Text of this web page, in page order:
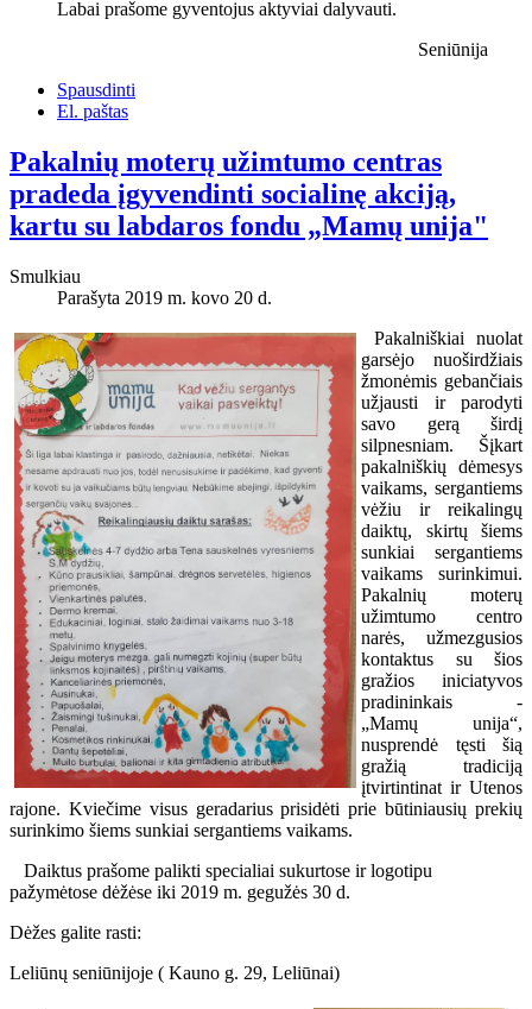
Labai prašome gyventojus aktyviai dalyvauti.
Seniūnija
Spausdinti
El. paštas
Pakalnių moterų užimtumo centras
pradeda įgyvendinti socialinę akciją,
kartu su labdaros fondu „Mamų unija"
Smulkiau
Parašyta 2019 m. kovo 20 d.
Pakalniškiai nuolat
garsėjo nuoširdžiais
žmonėmis gebančiais
užjausti ir parodyti
savo gerą širdį
silpnesniam. Šįkart
pakalniškių dėmesys
vaikams, sergantiems
vėžiu ir reikalingų
daiktų, skirtų šiems
sunkiai sergantiems
vaikams surinkimui.
Pakalnių moterų
užimtumo centro
narės, užmezgusios
kontaktus su šios
gražios iniciatyvos
pradininkais -
„Mamų unija“,
nusprendė tęsti šią
gražią tradiciją
įtvirtintinat ir Utenos
rajone. Kviečime visus geradarius prisidėti prie būtiniausių prekių
surinkimo šiems sunkiai sergantiems vaikams.
Daiktus prašome palikti specialiai sukurtose ir logotipu
pažymėtose dėžėse iki 2019 m. gegužės 30 d.
Dėžes galite rasti:
Leliūnų seniūnijoje ( Kauno g. 29, Leliūnai)